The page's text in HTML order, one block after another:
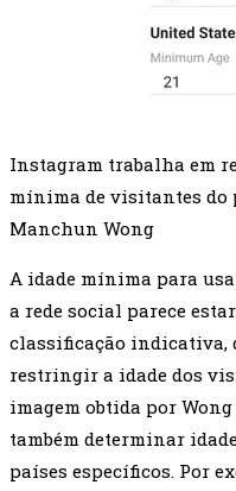
Instagram trabalha em
mínima de visitantes do
Manchun Wong
A idade mínima para
a rede social parece
classificação indicativa,
restringir a idade dos
imagem obtida por
também determinar
países específicos. Por